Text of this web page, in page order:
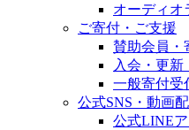
オーディオ
ご寄付・ご支援
賛助会員・
入会・更新
一般寄付受
公式SNS・動画
公式LINE